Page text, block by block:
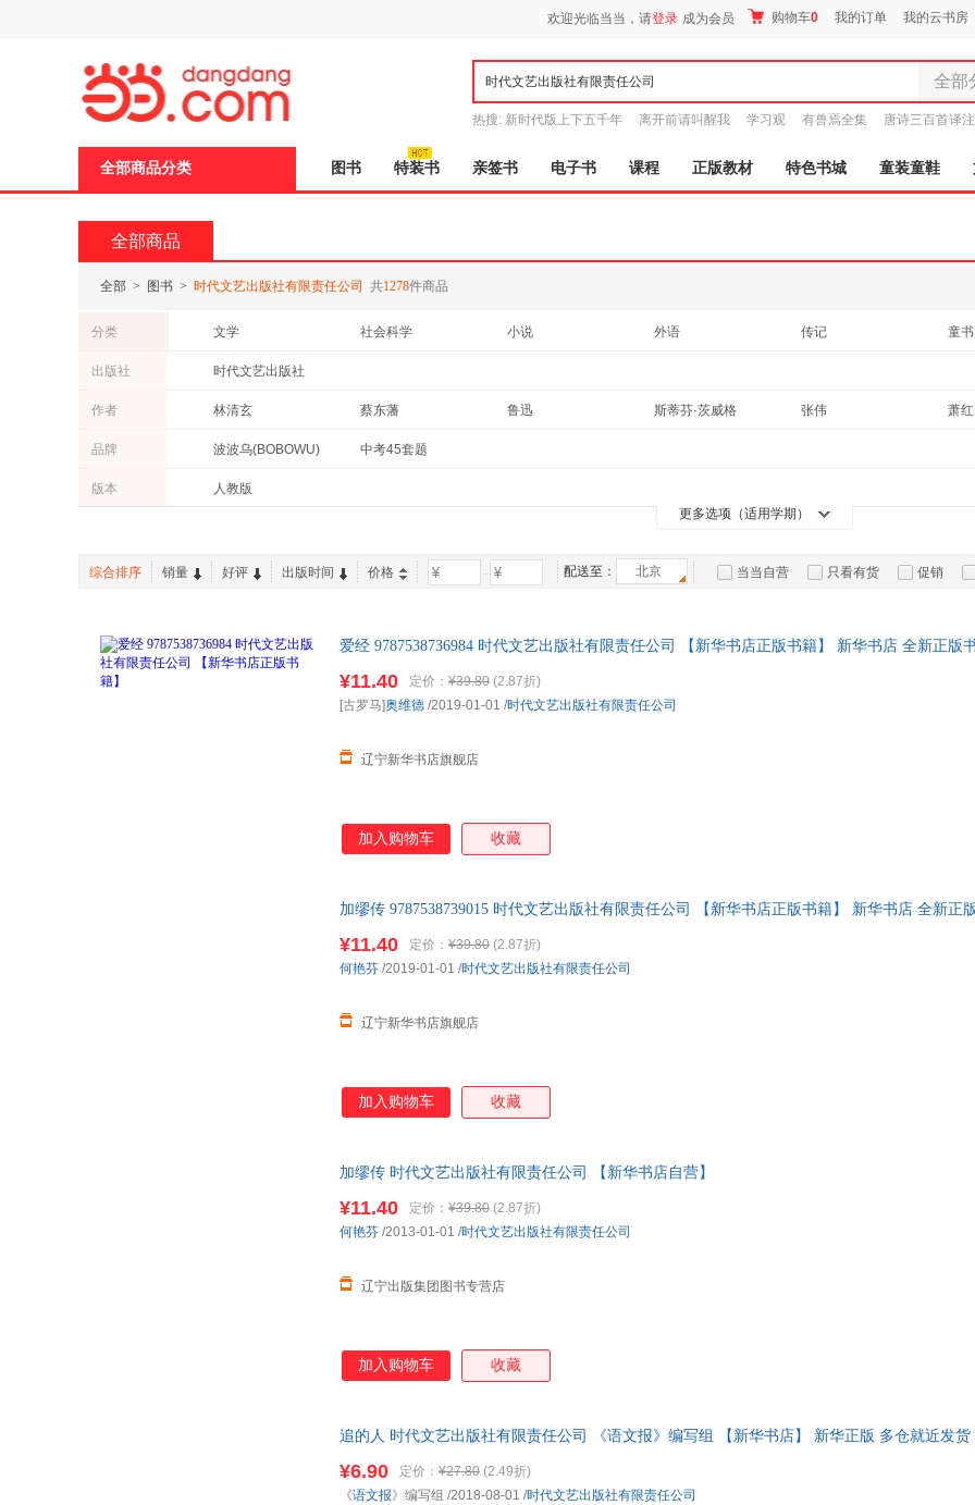
欢迎光临当当，请登录 成为会员 购物车0 我的订单 我的云书房
全部
全部
图书
电子书
玩具
家居
箱包
汽车
手机
热搜: 新时代版上下五千年 离开前请叫醒我 学习观 有兽焉全集
唐诗三百首译注
全部商品分类 图书 特装书 亲签书 电子书 课程 正版教材 特色书城 童装童鞋
全部商品
全部 > 图书 > 时代文艺出版社有限责任公司 共1278件商品
分类 文学 社会科学 小说 外语 传记
童书
教材
出版社 时代文艺出版社
作者 林清玄 蔡东藩 鲁迅 斯蒂芬·茨威格 张伟
萧红
孟森
川端康成
品牌 波波乌(BOBOWU) 中考45套题
版本
人教版
更多选项（适用学期）
综合排序 销量 好评 出版时间 价格 - 配送至： 北京 当当自营 只看有货 促销
爱经 9787538736984 时代文艺出版社有限责任公司 【新华书店正版书籍】 新华书店 全新正版
¥11.40 定价： ¥39.80 (2.87折)
辽宁新华书店旗舰店
[古罗马]奥维德 /2019-01-01 /时代文艺出版社有限责任公司
加入购物车 收藏
加缪传 9787538739015 时代文艺出版社有限责任公司 【新华书店正版书籍】 新华书店 全新正
¥11.40 定价： ¥39.80 (2.87折)
辽宁新华书店旗舰店
何艳芬 /2019-01-01 /时代文艺出版社有限责任公司
加入购物车 收藏
加缪传 时代文艺出版社有限责任公司 【新华书店自营】
¥11.40 定价： ¥39.80 (2.87折)
辽宁出版集团图书专营店
何艳芬 /2013-01-01 /时代文艺出版社有限责任公司
加入购物车 收藏
追的人 时代文艺出版社有限责任公司 《语文报》编写组 【新华书店】 新华正版 多仓就近发货
¥6.90 定价： ¥27.80 (2.49折)
《语文报》编写组 /2018-08-01 /时代文艺出版社有限责任公司
页